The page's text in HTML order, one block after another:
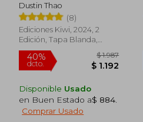
15%
Dustin Thao
(8)
Ediciones Kiwi, 2024, 2
Edición, Tapa Blanda,
Nuevo
Disponible Usado
en Buen Estado a$ 884
Comprar Usado